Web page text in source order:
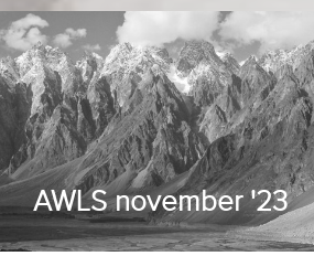
AWLS november '23